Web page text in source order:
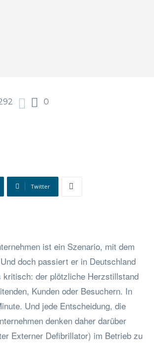
0
Twitter
ist ein Szenario, mit dem
doch passiert er in Deutschland
der plötzliche Herzstillstand
Kunden oder Besuchern. In
Und jede Entscheidung, die
denken daher darüber
Externer Defibrillator) im Betrieb zu